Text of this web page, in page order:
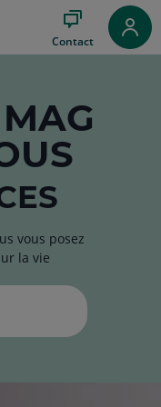
Contact
vous posez
la vie